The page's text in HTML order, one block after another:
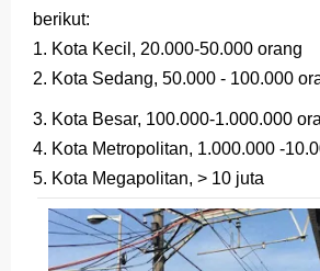
berikut:
1. Kota Kecil, 20.000-50.000 orang
2. Kota Sedang, 50.000 - 100.000
3. Kota Besar, 100.000-1.000.000
4. Kota Metropolitan, 1.000.000 -
5. Kota Megapolitan, > 10 juta